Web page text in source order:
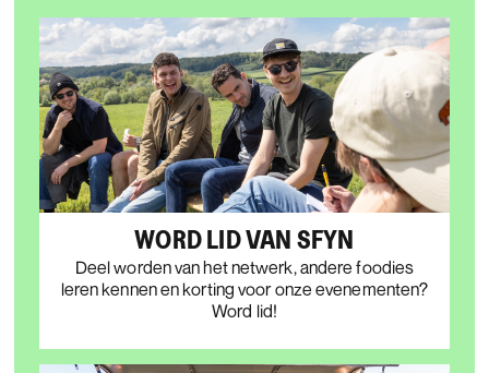
WORD LID VAN SFYN
Deel worden van het netwerk, andere foodies
leren kennen en korting voor onze evenementen?
Word lid!